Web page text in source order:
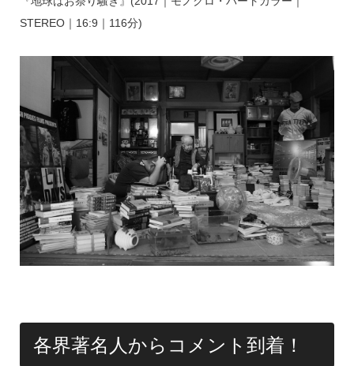
STEREO｜16:9｜116分)
各界著名人からコメント到着！